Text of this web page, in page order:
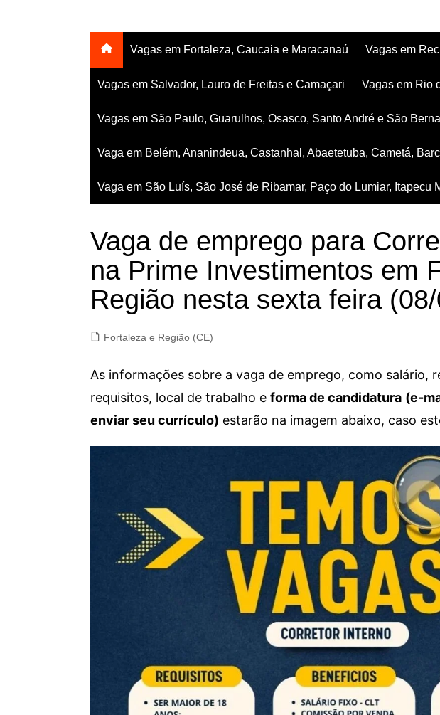
Vagas em Fortaleza, Caucaia e Maracanaú Vagas em
Vagas em Salvador, Lauro de Freitas e Camaçari Vagas em Rio
Vagas em São Paulo, Guarulhos, Osasco, Santo André e São
Vaga em Belém, Ananindeua, Castanhal, Abaetetuba, Cametá,
Vaga em São Luís, São José de Ribamar, Paço do Lumiar, Itapecu
Vaga de emprego para
na Prime Investimentos em
Região nesta sexta feira
Fortaleza e Região (CE)
As informações sobre a vaga de emprego, como salário,
requisitos, local de trabalho e forma de candidatura (e-
enviar seu currículo) estarão na imagem abaixo, caso